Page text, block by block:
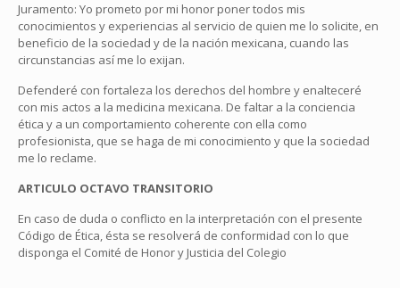
Juramento: Yo prometo por mi honor poner todos mis
conocimientos y experiencias al servicio de quien me lo solicite, en
beneficio de la sociedad y de la nación mexicana, cuando las
circunstancias así me lo exijan.
Defenderé con fortaleza los derechos del hombre y enalteceré
con mis actos a la medicina mexicana. De faltar a la conciencia
ética y a un comportamiento coherente con ella como
profesionista, que se haga de mi conocimiento y que la sociedad
me lo reclame.
ARTICULO OCTAVO TRANSITORIO
En caso de duda o conflicto en la interpretación con el presente
Código de Ética, ésta se resolverá de conformidad con lo que
disponga el Comité de Honor y Justicia del Colegio